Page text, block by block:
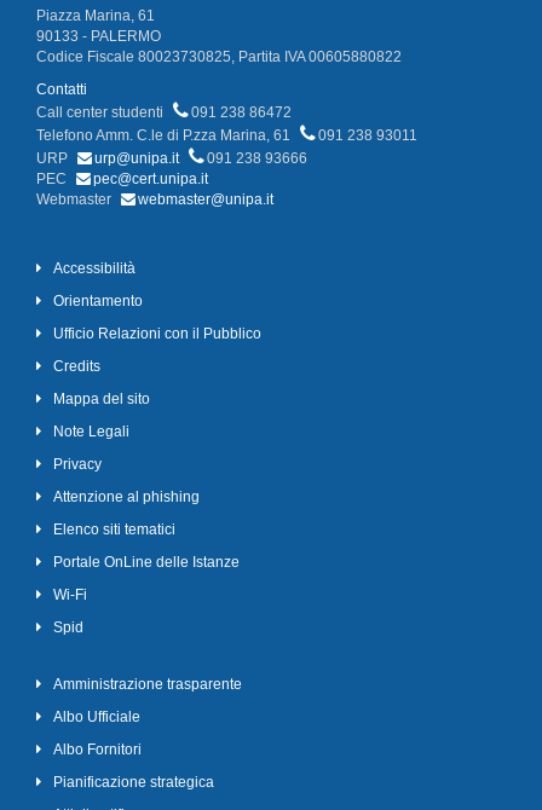
Piazza Marina, 61
90133 - PALERMO
Codice Fiscale 80023730825, Partita IVA 00605880822
Contatti
Call center studenti
091 238 86472
Telefono Amm. C.le di P.zza Marina, 61
091 238 93011
URP
urp@unipa.it
091 238 93666
PEC
pec@cert.unipa.it
Webmaster
webmaster@unipa.it
Accessibilità
Orientamento
Ufficio Relazioni con il Pubblico
Credits
Mappa del sito
Note Legali
Privacy
Attenzione al phishing
Elenco siti tematici
Portale OnLine delle Istanze
Wi-Fi
Spid
Amministrazione trasparente
Albo Ufficiale
Albo Fornitori
Pianificazione strategica